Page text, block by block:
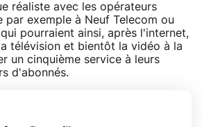
réaliste avec les opérateurs
par exemple à Neuf Telecom ou
pourraient ainsi, après l'internet,
télévision et bientôt la vidéo à la
un cinquième service à leurs
d'abonnés.